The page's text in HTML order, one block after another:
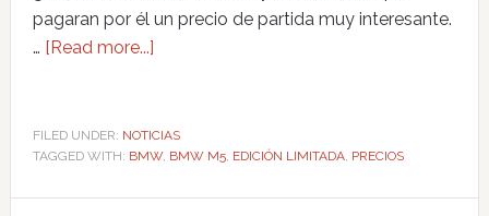
pagaran por él un precio de partida muy interesante.
… [Read more...]
FILED UNDER: NOTICIAS
TAGGED WITH: BMW, BMW M5, EDICIÓN LIMITADA, PRECIOS